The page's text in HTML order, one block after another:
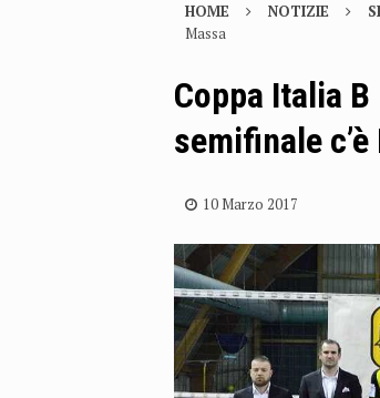
HOME NOTIZIE
Massa
Coppa Italia
semifinale c’è
10 Marzo 2017